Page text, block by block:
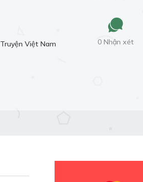
Truyện Việt Nam 0 Nhận xét